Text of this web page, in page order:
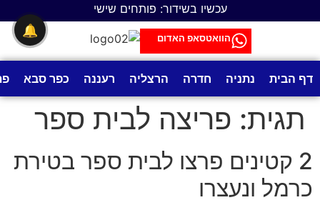
עכשיו בשידור: פותחים שישי
הוואטסאפ האדום
דף הבית נתניה חדרה הרצליה רעננה כפר סבא
תגית: פריצה לבית ספר
2 קטינים פרצו לבית ספר בטירת
כרמל ונעצרו
🔔